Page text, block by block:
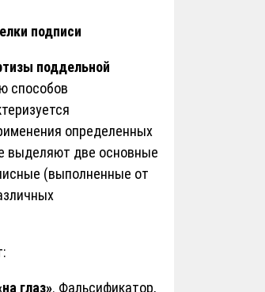
подписи
поддельной
способов
определенных
выделяют две основные
(выполненные от
глаз». Фальсификатор,